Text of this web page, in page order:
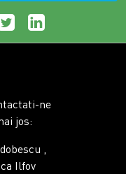
ne
jos:
,
Ilfov